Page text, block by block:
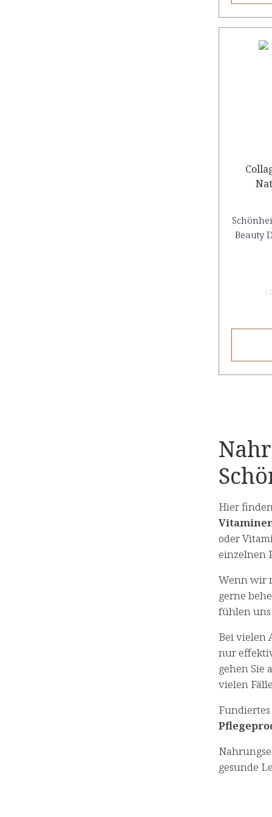
Beauty
(
Hier
oder
einzelnen
Wenn wir
gerne
fühlen
Bei vielen
nur
gehen Sie
vielen
gesunde